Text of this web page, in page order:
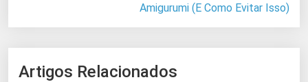
Amigurumi (E Como Evitar Isso)
Artigos Relacionados